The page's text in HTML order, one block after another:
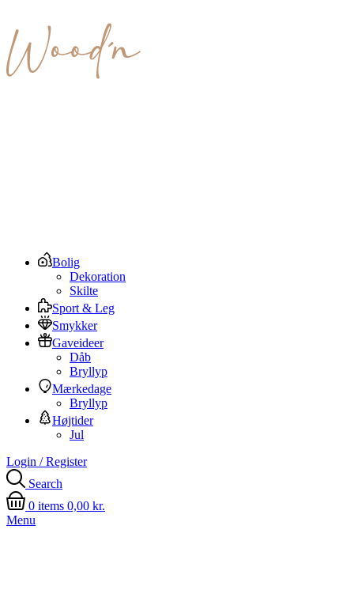
Bolig
Dekoration
Skilte
Sport & Leg
Smykker
Gaveideer
Dåb
Bryllyp
Mærkedage
Bryllyp
Højtider
Jul
Login / Register
Search
0 items 0,00 kr.
Menu